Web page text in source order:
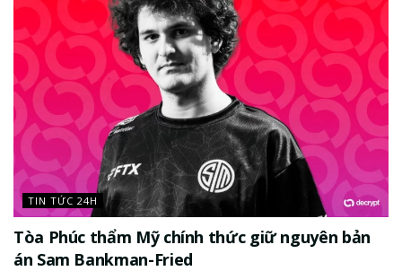
TIN TỨC 24H
Tòa Phúc thẩm Mỹ chính thức giữ nguyên bản
án Sam Bankman-Fried